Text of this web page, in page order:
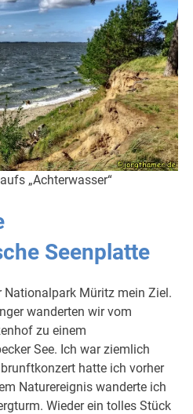
„Achterwasser“
Seenplatte
Nationalpark Müritz mein Ziel.
wanderten wir vom
zu einem
See. Ich war ziemlich
hatte ich vorher
Naturereignis wanderte ich
Wieder ein tolles Stück